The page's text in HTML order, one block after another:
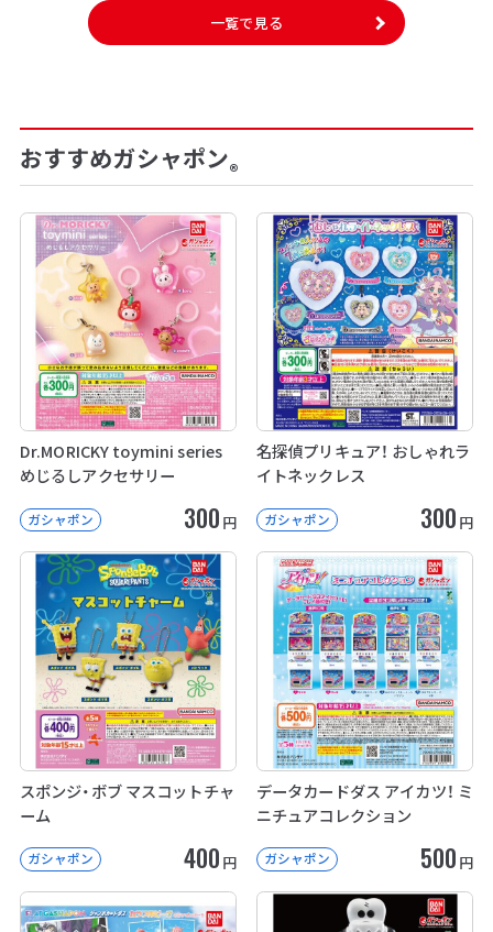
一覧で見る
おすすめガシャポン®
Dr.MORICKY toymini series
めじるしアクセサリー
ガシャポン 300 円
名探偵プリキュア！ おしゃれラ
イトネックレス
ガシャポン 300 円
スポンジ・ボブ マスコットチャ
ーム
ガシャポン 400 円
データカードダス アイカツ！ ミ
ニチュアコレクション
ガシャポン 500 円